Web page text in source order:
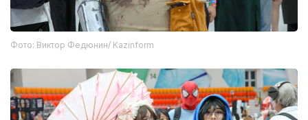
Фото: Виктор Федюнин/ Kazinform